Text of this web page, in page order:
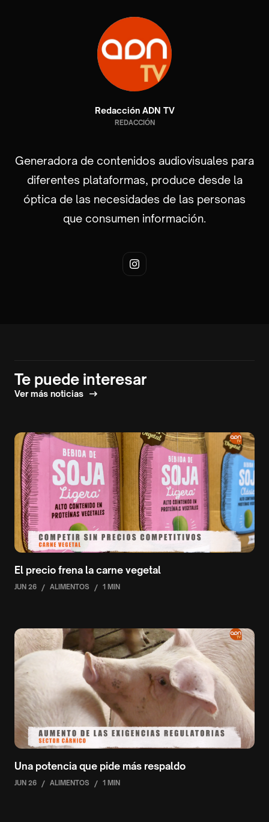
Redacción ADN TV
REDACCIÓN
Generadora de contenidos audiovisuales para
diferentes plataformas, produce desde la
óptica de las necesidades de las personas
que consumen información.
Te puede interesar
Ver más noticias
El precio frena la carne vegetal
JUN 26 / ALIMENTOS / 1 MIN
Una potencia que pide más respaldo
JUN 26 / ALIMENTOS / 1 MIN